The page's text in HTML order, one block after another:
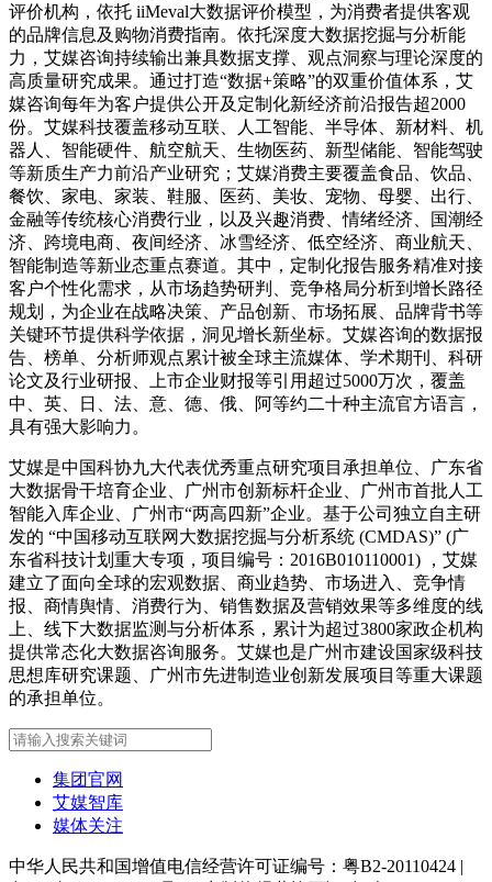
评价机构，依托 iiMeval大数据评价模型，为消费者提供客观
的品牌信息及购物消费指南。依托深度大数据挖掘与分析能
力，艾媒咨询持续输出兼具数据支撑、观点洞察与理论深度的
高质量研究成果。通过打造“数据+策略”的双重价值体系，艾
媒咨询每年为客户提供公开及定制化新经济前沿报告超2000
份。艾媒科技覆盖移动互联、人工智能、半导体、新材料、机
器人、智能硬件、航空航天、生物医药、新型储能、智能驾驶
等新质生产力前沿产业研究；艾媒消费主要覆盖食品、饮品、
餐饮、家电、家装、鞋服、医药、美妆、宠物、母婴、出行、
金融等传统核心消费行业，以及兴趣消费、情绪经济、国潮经
济、跨境电商、夜间经济、冰雪经济、低空经济、商业航天、
智能制造等新业态重点赛道。其中，定制化报告服务精准对接
客户个性化需求，从市场趋势研判、竞争格局分析到增长路径
规划，为企业在战略决策、产品创新、市场拓展、品牌背书等
关键环节提供科学依据，洞见增长新坐标。艾媒咨询的数据报
告、榜单、分析师观点累计被全球主流媒体、学术期刊、科研
论文及行业研报、上市企业财报等引用超过5000万次，覆盖
中、英、日、法、意、德、俄、阿等约二十种主流官方语言，
具有强大影响力。
艾媒是中国科协九大代表优秀重点研究项目承担单位、广东省
大数据骨干培育企业、广州市创新标杆企业、广州市首批人工
智能入库企业、广州市“两高四新”企业。基于公司独立自主研
发的 “中国移动互联网大数据挖掘与分析系统 (CMDAS)” (广
东省科技计划重大专项，项目编号：2016B010110001) ，艾媒
建立了面向全球的宏观数据、商业趋势、市场进入、竞争情
报、商情舆情、消费行为、销售数据及营销效果等多维度的线
上、线下大数据监测与分析体系，累计为超过3800家政企机构
提供常态化大数据咨询服务。艾媒也是广州市建设国家级科技
思想库研究课题、广州市先进制造业创新发展项目等重大课题
的承担单位。
集团官网
艾媒智库
媒体关注
中华人民共和国增值电信经营许可证编号：粤B2-20110424 |